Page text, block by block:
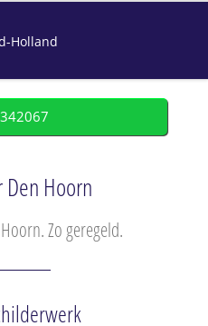
Holland
Den Hoorn
Zo geregeld.